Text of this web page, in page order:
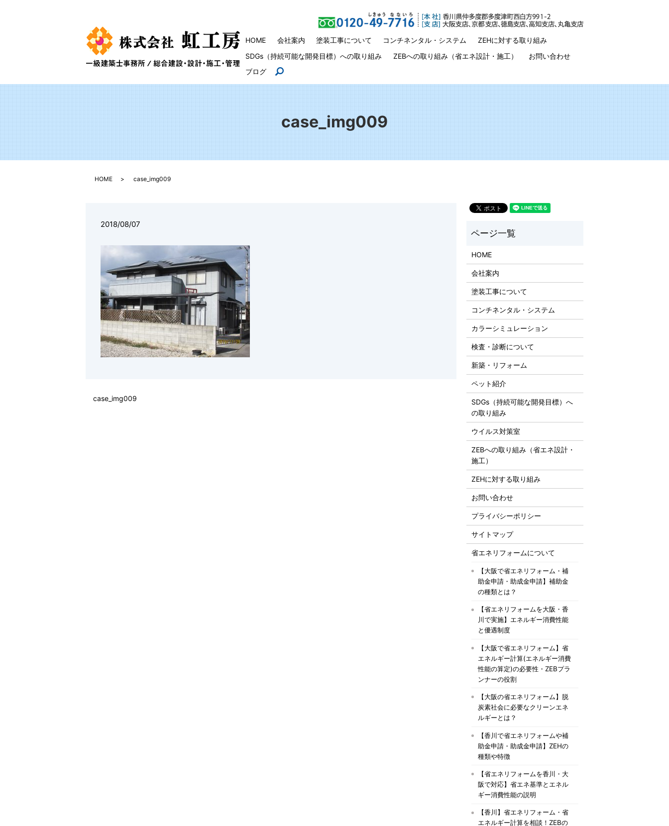
HOME 会社案内 塗装工事について コンチネンタル・システム
ZEHに対する取り組み
SDGs（持続可能な開発目標）への取り組み
ZEBへの取り組み（省エネ設計・施工）
お問い合わせ
ブログ
search
case_img009
HOME case_img009
2018/08/07
case_img009
HOME
会社案内
塗装工事について
コンチネンタル・システム
カラーシミュレーション
検査・診断について
新築・リフォーム
ペット紹介
SDGs（持続可能な開発目標）へ
の取り組み
ウイルス対策室
ZEBへの取り組み（省エネ設計・
施工）
ZEHに対する取り組み
お問い合わせ
プライバシーポリシー
サイトマップ
省エネリフォームについて
【大阪で省エネリフォーム・補
助金申請・助成金申請】補助金
の種類とは？
【省エネリフォームを大阪・香
川で実施】エネルギー消費性能
と優遇制度
【大阪で省エネリフォーム】省
エネルギー計算(エネルギー消費
性能の算定)の必要性・ZEBプラ
ンナーの役割
【大阪の省エネリフォーム】脱
炭素社会に必要なクリーンエネ
ルギーとは？
【香川で省エネリフォームや補
助金申請・助成金申請】ZEHの
種類や特徴
【省エネリフォームを香川・大
阪で対応】省エネ基準とエネル
ギー消費性能の説明
【香川】省エネリフォーム・省
エネルギー計算を相談！ZEBの